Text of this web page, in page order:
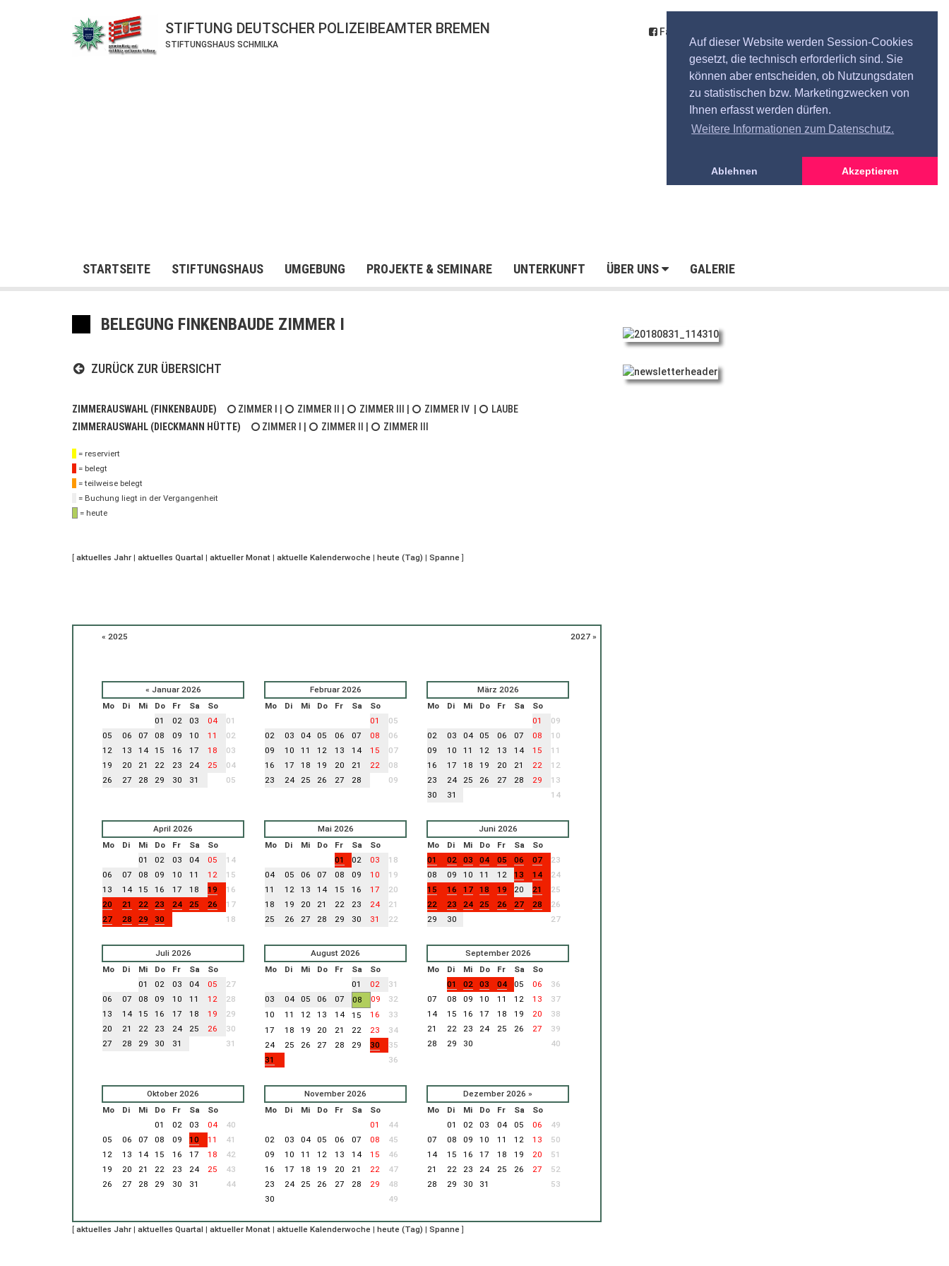
Auf dieser Website werden Session-Cookies
gesetzt, die technisch erforderlich sind. Sie
können aber entscheiden, ob Nutzungsdaten
zu statistischen bzw. Marketingzwecken von
Ihnen erfasst werden dürfen.
Weitere Informationen zum Datenschutz.
Ablehnen Akzeptieren
STIFTUNG DEUTSCHER POLIZEIBEAMTER BREMEN
STIFTUNGSHAUS SCHMILKA
Facebook
STARTSEITE STIFTUNGSHAUS UMGEBUNG PROJEKTE & SEMINARE UNTERKUNFT ÜBER UNS GALERIE
BELEGUNG FINKENBAUDE ZIMMER I
ZURÜCK ZUR ÜBERSICHT
ZIMMERAUSWAHL (FINKENBAUDE) ZIMMER I ZIMMER II ZIMMER III ZIMMER IV
LAUBE
ZIMMERAUSWAHL (DIECKMANN HÜTTE)
ZIMMER I ZIMMER II ZIMMER III
= reserviert
= belegt
= teilweise belegt
= Buchung liegt in der Vergangenheit
= heute
[ aktuelles Jahr | aktuelles Quartal | aktueller Monat | aktuelle Kalenderwoche | heute (Tag) | Spanne ]
« 2025 2027 »
« Januar 2026
Mo
Di Mi Do Fr Sa
So
01
02 03 04
01
05
06 07 08 09 10 11
02
12
13 14 15 16 17 18
03
19
20 21 22 23 24 25
04
26
27 28 29 30 31 05
Februar 2026
Mo
Di Mi Do Fr Sa
So
01
05
02
03 04 05 06 07 08
06
09
10 11 12 13 14 15
07
16
17 18 19 20 21 22
08
23
24 25 26 27 28 09
März 2026
Mo
Di Mi Do Fr Sa
So
01
09
02
03 04 05 06 07 08
10
09
10 11 12 13 14 15
11
16
17 18 19 20 21 22
12
23
24 25 26 27 28 29
13
30
31 14
April 2026
Mo
Di Mi Do Fr Sa
So
01
02 03 04 05
14
06
07 08 09 10 11 12
15
13
14 15 16 17 18 19
16
20
21 22 23 24 25 26
17
27
28 29 30 18
Mai 2026
Mo
Di Mi Do Fr Sa
So
01
02 03
18
04
05 06 07 08 09 10
19
11
12 13 14 15 16 17
20
18
19 20 21 22 23 24
21
25
26 27 28 29 30 31 22
Juni 2026
Mo
Di Mi Do Fr Sa
So
01
02 03 04 05 06 07
23
08
09 10 11 12 13 14
24
15
16 17 18 19 20 21
25
22
23 24 25 26 27 28
26
29
30 27
Juli 2026
Mo
Di Mi Do Fr Sa
So
01
02 03 04 05
27
06
07 08 09 10 11 12
28
13
14 15 16 17 18 19
29
20
21 22 23 24 25 26
30
27
28 29 30 31 31
August 2026
Mo
Di Mi Do Fr Sa
So
01
02
31
03
04 05 06 07 08 09
32
10
11 12 13 14 15 16
33
17
18 19 20 21 22 23
34
24
25 26 27 28 29 30
35
31
36
September 2026
Mo
Di Mi Do Fr Sa
So
01
02 03 04 05 06
36
07
08 09 10 11 12 13
37
14
15 16 17 18 19 20
38
21
22 23 24 25 26 27
39
28
29 30 40
Oktober 2026
Mo
Di Mi Do Fr Sa
So
01
02 03 04
40
05
06 07 08 09 10 11
41
12
13 14 15 16 17 18
42
19
20 21 22 23 24 25
43
26
27 28 29 30 31 44
November 2026
Mo
Di Mi Do Fr Sa
So
01
44
02
03 04 05 06 07 08
45
09
10 11 12 13 14 15
46
16
17 18 19 20 21 22
47
23
24 25 26 27 28 29
48
30
49
Dezember 2026 »
Mo
Di Mi Do Fr Sa
So
01
02 03 04 05 06
49
07
08 09 10 11 12 13
50
14
15 16 17 18 19 20
51
21
22 23 24 25 26 27
52
28
29 30 31 53
[ aktuelles Jahr | aktuelles Quartal | aktueller Monat | aktuelle Kalenderwoche | heute (Tag) | Spanne ]